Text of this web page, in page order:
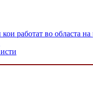
во областа на